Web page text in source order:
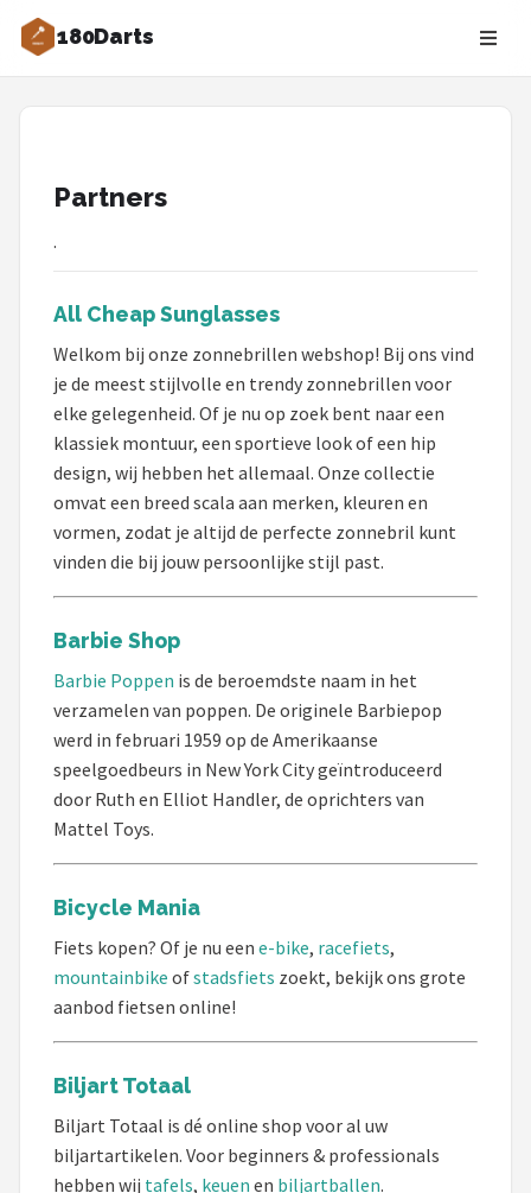
180Darts
Zoeken
Dartspelers
Toernooien
Dartshop
Winmau
Bull's
Dart
ABC Darts
Mission
Harrows
KOTO
Unicorn
Red Dragon
Partners
.
All Cheap Sunglasses
Welkom bij onze zonnebrillen webshop! Bij ons vind
je de meest stijlvolle en trendy zonnebrillen voor
elke gelegenheid. Of je nu op zoek bent naar een
klassiek montuur, een sportieve look of een hip
design, wij hebben het allemaal. Onze collectie
omvat een breed scala aan merken, kleuren en
vormen, zodat je altijd de perfecte zonnebril kunt
vinden die bij jouw persoonlijke stijl past.
Barbie Shop
Barbie Poppen is de beroemdste naam in het
verzamelen van poppen. De originele Barbiepop
werd in februari 1959 op de Amerikaanse
speelgoedbeurs in New York City geïntroduceerd
door Ruth en Elliot Handler, de oprichters van
Mattel Toys.
Bicycle Mania
Fiets kopen? Of je nu een e-bike, racefiets,
mountainbike ofstadsfiets zoekt, bekijk ons grote
aanbod fietsen online!
Biljart Totaal
Biljart Totaal is dé online shop voor al uw
biljartartikelen. Voor beginners & professionals
hebben wij tafels, keuen en biljartballen.